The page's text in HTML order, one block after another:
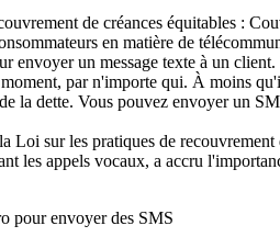
de créances équitables :
en matière de
envoyer un message texte à un
par n'importe qui. À moins
la dette. Vous pouvez envoyer un
Loi sur les pratiques de
les appels vocaux, a accru
pour envoyer des SMS